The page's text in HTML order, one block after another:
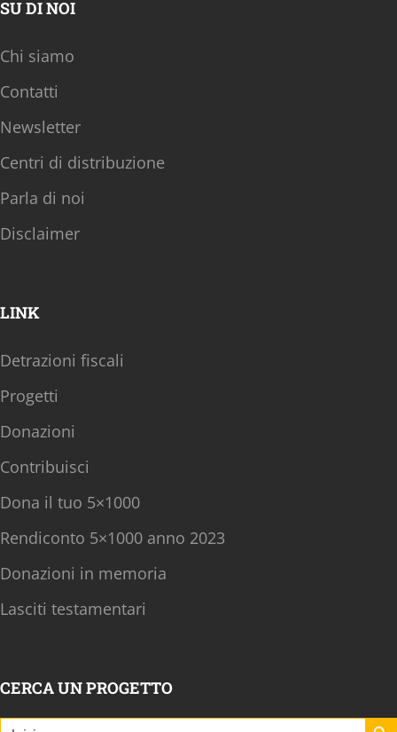
SU DI NOI
Chi siamo
Contatti
Newsletter
Centri di distribuzione
Parla di noi
Disclaimer
LINK
Detrazioni fiscali
Progetti
Donazioni
Contribuisci
Dona il tuo 5×1000
Rendiconto 5×1000 anno 2023
Donazioni in memoria
Lasciti testamentari
CERCA UN PROGETTO
Search Search